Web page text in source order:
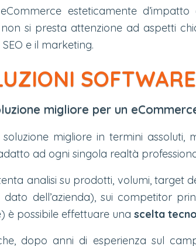
esteticamente
si presta attenzione ad aspetti
e il marketing.
migliore per un
migliore in termini assoluti,
ad ogni singola realtà
analisi su prodotti, volumi, target
dato dell’azienda), sui competitor
è possibile effettuare una scelta
dopo anni di esperienza sul